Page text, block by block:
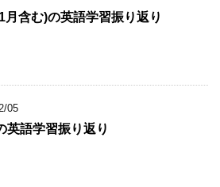
月含む)の英語学習振り返り
05
英語学習振り返り